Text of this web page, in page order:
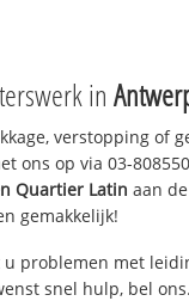
in
verstopping of
ons op via 03-
Quartier Latin aan
gemakkelijk!
u problemen met
snel hulp, bel